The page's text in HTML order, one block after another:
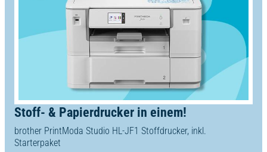
Stoff- & Papierdrucker in einem!
brother PrintModa Studio HL-JF1 Stoffdrucker, inkl.
Starterpaket